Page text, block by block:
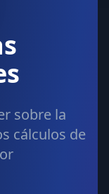
sobre la
cálculos de